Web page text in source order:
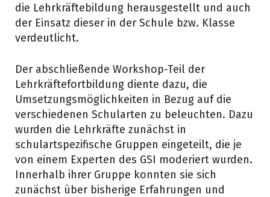
die Lehrkräftebildung herausgestellt und auch
der Einsatz dieser in der Schule bzw. Klasse
verdeutlicht.
Der abschließende Workshop-Teil der
Lehrkräftefortbildung diente dazu, die
Umsetzungsmöglichkeiten in Bezug auf die
verschiedenen Schularten zu beleuchten. Dazu
wurden die Lehrkräfte zunächst in
schulartspezifische Gruppen eingeteilt, die je
von einem Experten des GSI moderiert wurden.
Innerhalb ihrer Gruppe konnten sie sich
zunächst über bisherige Erfahrungen und